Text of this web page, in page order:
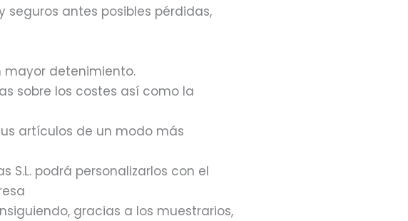
antes posibles pérdidas,
mayor detenimiento.
sobre los costes así como la
artículos de un modo más
S.L. podrá personalizarlos con el
gracias a los muestrarios,